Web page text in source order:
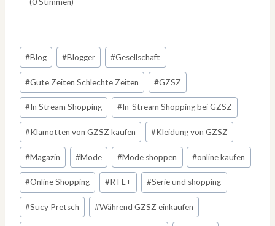
Schlagworte:
#Blog #Blogger #Gesellschaft
#Gute Zeiten Schlechte Zeiten #GZSZ
#In Stream Shopping #In-Stream Shopping bei GZSZ
#Klamotten von GZSZ kaufen #Kleidung von GZSZ
#Magazin #Mode #Mode shoppen #online kaufen
#Online Shopping #RTL+ #Serie und shopping
#Sucy Pretsch #Während GZSZ einkaufen